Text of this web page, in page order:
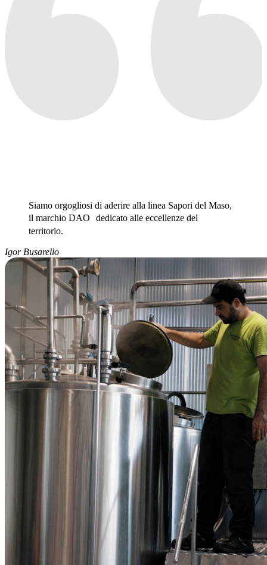
Siamo orgogliosi di aderire alla linea Sapori del Maso,
il marchio DAO dedicato alle eccellenze del
territorio.
Igor Busarello